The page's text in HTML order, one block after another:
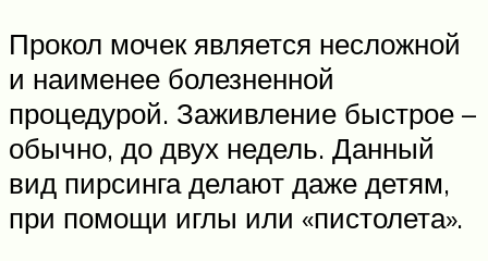
Прокол мочек является несложной
и наименее болезненной
процедурой. Заживление быстрое –
обычно, до двух недель. Данный
вид пирсинга делают даже детям,
при помощи иглы или «пистолета».